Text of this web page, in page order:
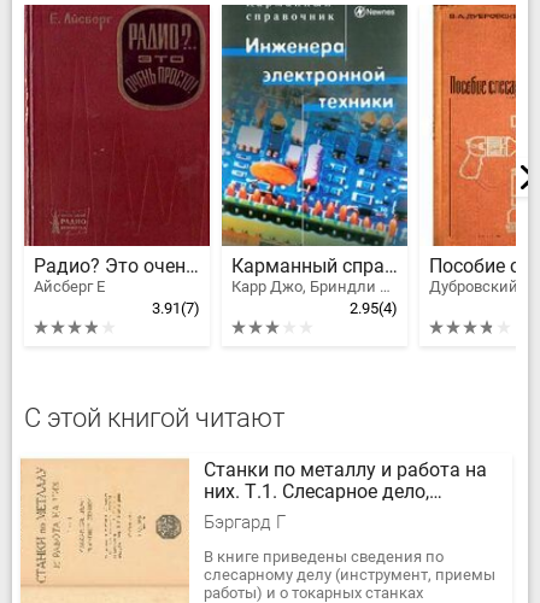
Радио? Это очень просто!
Айсберг Е
3.91(7)
Карманный справочник инженера электронной техники
Карр Джо, Бриндли Кейт
2.95(4)
Дубровский В
С этой книгой читают
Станки по металлу и работа на
них. Т.1. Слесарное дело,
токарные станки
Бэргард Г
В книге приведены сведения по
слесарному делу (инструмент, приемы
работы) и о токарных станках